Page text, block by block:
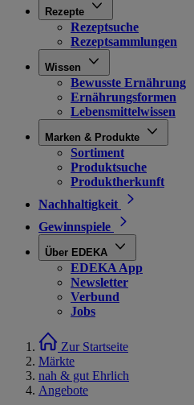
Rezepte
Rezeptsuche
Rezeptsammlungen
Wissen
Bewusste Ernährung
Ernährungsformen
Lebensmittelwissen
Marken & Produkte
Sortiment
Produktsuche
Produktherkunft
Nachhaltigkeit
Gewinnspiele
Über EDEKA
EDEKA App
Newsletter
Verbund
Jobs
Zur Startseite
Märkte
nah & gut Ehrlich
Angebote